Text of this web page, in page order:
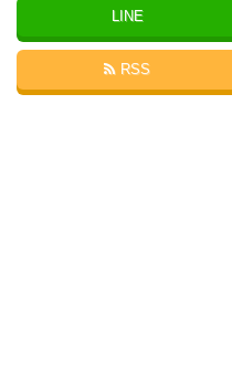
LINE
RSS